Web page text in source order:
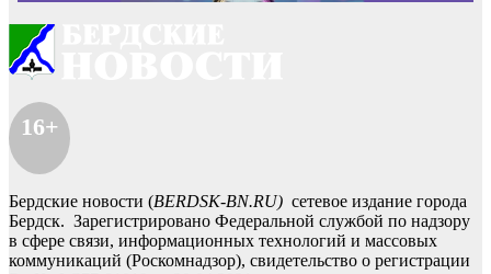
16+
Бердские новости (BERDSK-BN.RU) сетевое издание города
Бердск. Зарегистрировано Федеральной службой по надзору
в сфере связи, информационных технологий и массовых
коммуникаций (Роскомнадзор), свидетельство о регистрации